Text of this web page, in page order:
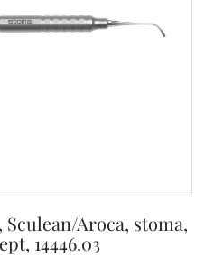
Aroca, stoma,
14446.03